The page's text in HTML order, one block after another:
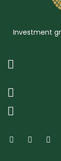
Investment